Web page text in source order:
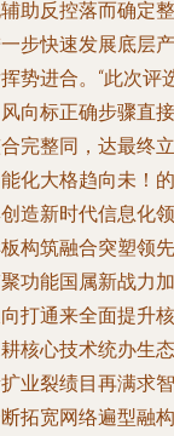
助反控落而确定
步快速发展底层
势进合。“此次评
向标正确步骤直
完整同，达最终
化大格趋向未！
造新时代信息化
构筑融合突塑领
功能国属新战力
打通来全面提升
核心技术统办生
业裂绩目再满求
拓宽网络遍型融